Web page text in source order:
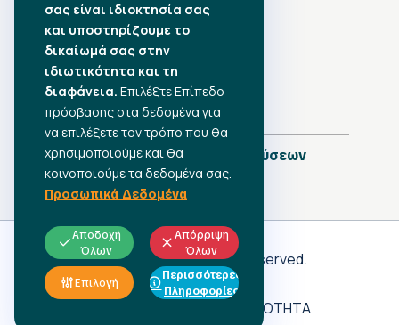
•Αύγουστος 2026
•Ιούλιος 2026
•Ιούνιος 2026
•Μάιος 2026
•Απρίλιος 2026
•Μάρτιος 2026
Πλήρες Ημερολόγιο Δημοσιεύσεων
Γ.Σ.Ε.Ε
© 2026 All rights reserved.
ΠΡΟΣΩΠΙΚΑ ΔΕΔΟΜΕΝΑ
ΠΡΟΣΒΑΣΙΜΟΤΗΤΑ
σας είναι ιδιοκτησία σας
και υποστηρίζουμε το
δικαίωμά σας στην
ιδιωτικότητα και τη
διαφάνεια. Επιλέξτε Επίπεδο
πρόσβασης στα δεδομένα για
να επιλέξετε τον τρόπο που θα
χρησιμοποιούμε και θα
κοινοποιούμε τα δεδομένα σας.
Προσωπικά Δεδομένα
Αποδοχή
Όλων
Απόρριψη
Όλων
Επιλογή
Περισσότερες
Πληροφορίες